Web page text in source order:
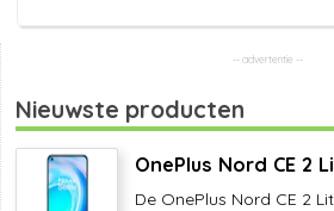
Nieuwste producten
OnePlus Nord CE 2
De OnePlus Nord CE 2